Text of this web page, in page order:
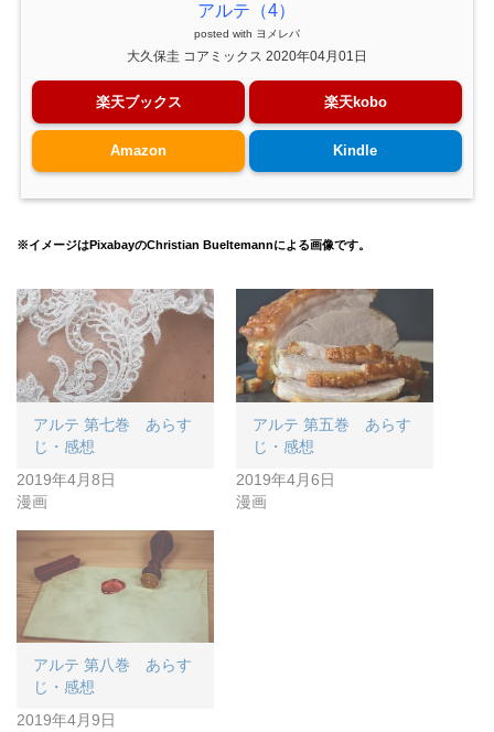
アルテ（4）
posted with ヨメレバ
大久保圭 コアミックス 2020年04月01日
楽天ブックス 楽天kobo
Amazon Kindle
※イメージはPixabayのChristian Bueltemannによる画像です。
アルテ 第七巻 あらす
じ・感想
2019年4月8日
漫画
アルテ 第五巻 あらす
じ・感想
2019年4月6日
漫画
アルテ 第八巻 あらす
じ・感想
2019年4月9日